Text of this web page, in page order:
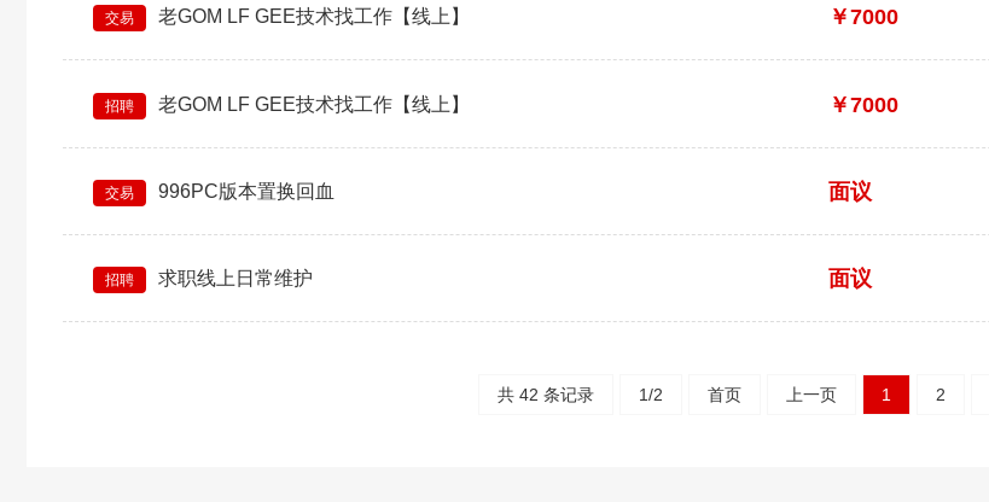
交易 老GOM LF GEE技术找工作【线上】 ￥7000
招聘 老GOM LF GEE技术找工作【线上】 ￥7000
交易 996PC版本置换回血 面议
招聘 求职线上日常维护 面议
共 42 条记录 1/2 首页 上一页 1 2